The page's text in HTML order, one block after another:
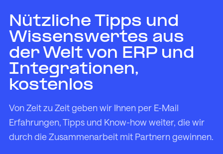
Nützliche Tipps und
Wissenswertes aus
der Welt von ERP und
Integrationen,
kostenlos
Von Zeit zu Zeit geben wir Ihnen per E-Mail
Erfahrungen, Tipps und Know-how weiter, die wir
durch die Zusammenarbeit mit Partnern gewinnen.